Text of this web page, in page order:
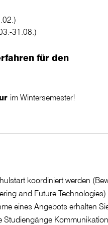
31.08.)
für den
im Wintersemester!
koordiniert werden
and Future
eines Angebots erhalten